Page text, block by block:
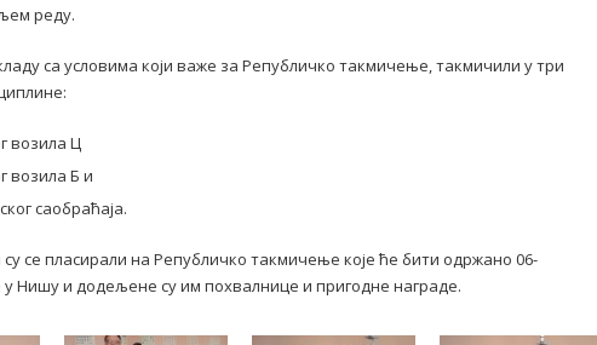
реду.
са условима који важе за Републичко такмичење, такмичили у три
возила Ц
возила Б и
саобраћаја.
се пласирали на Републичко такмичење које ће бити одржано 06-
у Нишу и додељене су им похвалнице и пригодне награде.